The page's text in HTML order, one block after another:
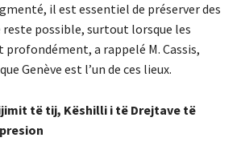
il est essentiel de préserver des
reste possible, surtout lorsque les
a rappelé M. Cassis,
Genève est l’un de ces lieux.
të tij, Këshilli i të Drejtave të